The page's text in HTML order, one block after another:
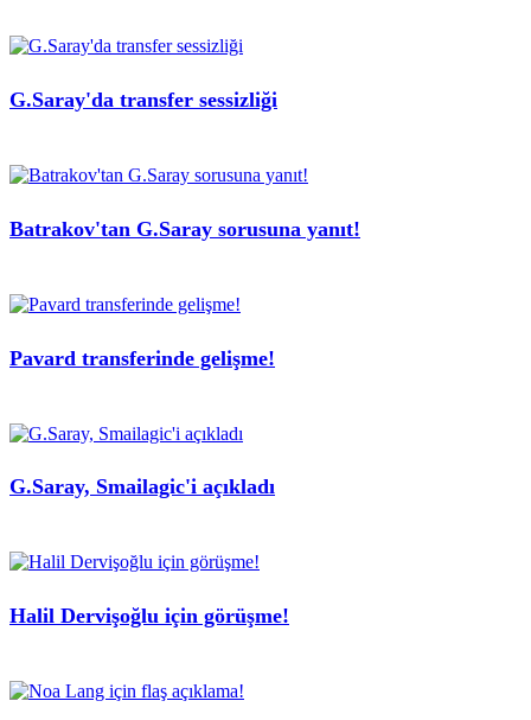
G.Saray'da transfer sessizliği
Batrakov'tan G.Saray sorusuna yanıt!
Pavard transferinde gelişme!
G.Saray, Smailagic'i açıkladı
Halil Dervişoğlu için görüşme!